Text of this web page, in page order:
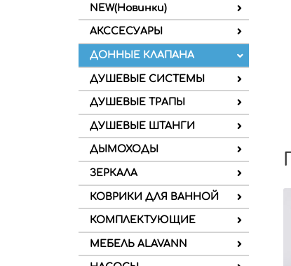
NEW(Новинки)
АКССЕСУАРЫ
ДОННЫЕ КЛАПАНА
ДУШЕВЫЕ СИСТЕМЫ
ДУШЕВЫЕ ТРАПЫ
ДУШЕВЫЕ ШТАНГИ
ДЫМОХОДЫ
ЗЕРКАЛА
КОВРИКИ ДЛЯ ВАННОЙ
КОМПЛЕКТУЮЩИЕ
МЕБЕЛЬ ALAVANN